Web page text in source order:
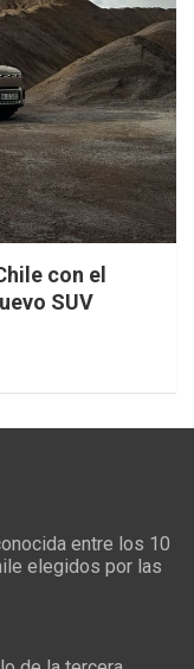
con el
SUV
entre los 10
elegidos por las